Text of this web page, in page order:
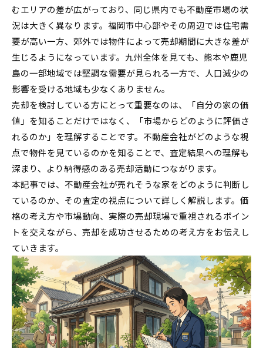
むエリアの差が広がっており、同じ県内でも不動産市場の状
況は大きく異なります。福岡市中心部やその周辺では住宅需
要が高い一方、郊外では物件によって売却期間に大きな差が
生じるようになっています。九州全体を見ても、熊本や鹿児
島の一部地域では堅調な需要が見られる一方で、人口減少の
影響を受ける地域も少なくありません。
売却を検討している方にとって重要なのは、「自分の家の価
値」を知ることだけではなく、「市場からどのように評価さ
れるのか」を理解することです。不動産会社がどのような視
点で物件を見ているのかを知ることで、査定結果への理解も
深まり、より納得感のある売却活動につながります。
本記事では、不動産会社が売れそうな家をどのように判断し
ているのか、その査定の視点について詳しく解説します。価
格の考え方や市場動向、実際の売却現場で重視されるポイン
トを交えながら、売却を成功させるための考え方をお伝えし
ていきます。